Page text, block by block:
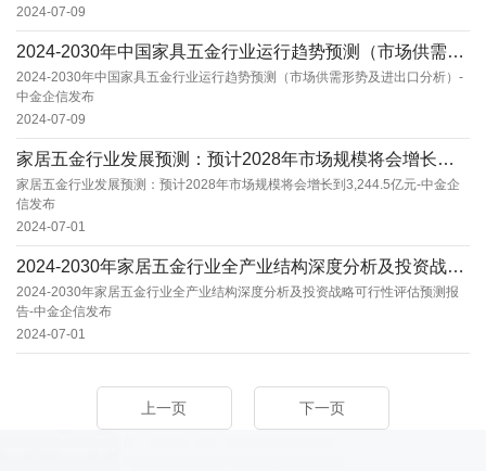
2024-07-09
2024-2030年中国家具五金行业运行趋势预测（市场供需形势及进出口分析）-中金企信发布...
2024-2030年中国家具五金行业运行趋势预测（市场供需形势及进出口分析）-
中金企信发布
2024-07-09
家居五金行业发展预测：预计2028年市场规模将会增长到3,244.5亿元-中金企信发布
家居五金行业发展预测：预计2028年市场规模将会增长到3,244.5亿元-中金企
信发布
2024-07-01
2024-2030年家居五金行业全产业结构深度分析及投资战略可行性评估预测报告-中金企信发...
2024-2030年家居五金行业全产业结构深度分析及投资战略可行性评估预测报
告-中金企信发布
2024-07-01
上一页 下一页